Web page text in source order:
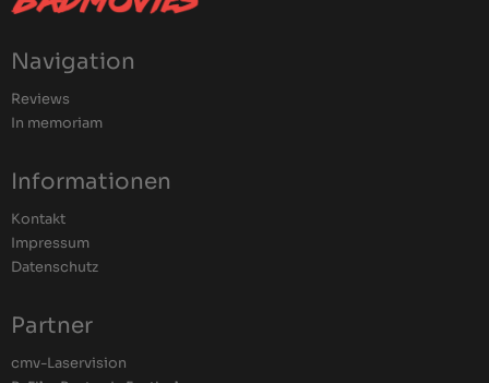
Navigation
Reviews
In memoriam
Informationen
Kontakt
Impressum
Datenschutz
Partner
cmv-Laservision